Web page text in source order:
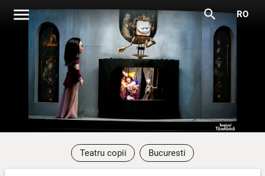
menu search RO
Teatru copii Bucuresti